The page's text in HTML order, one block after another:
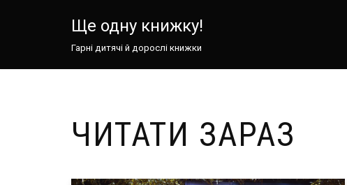
вмісту
Ще одну книжку!
Гарні дитячі й дорослі книжки
ЧИТАТИ ЗАРАЗ